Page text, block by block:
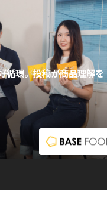
循環。投稿が商品理解を